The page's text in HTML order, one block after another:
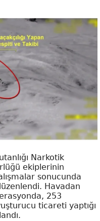
Narkotik
ekiplerinin
sonucunda
Havadan
253
ticareti yaptığı